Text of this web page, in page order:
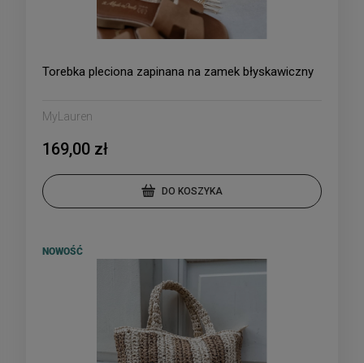
Torebka pleciona zapinana na zamek błyskawiczny
MyLauren
169,00 zł
DO KOSZYKA
NOWOŚĆ